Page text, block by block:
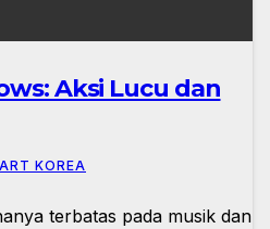
Aksi Lucu dan
KOREA
terbatas pada musik dan